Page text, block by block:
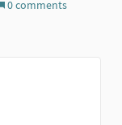
0 comments